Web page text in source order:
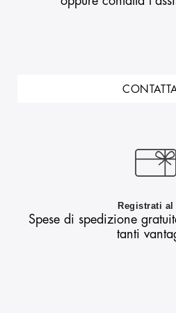
Registrati
Spese di spedizione
tanti